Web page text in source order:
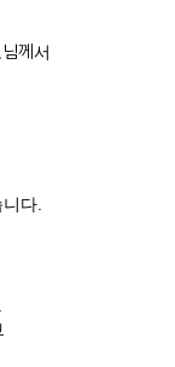
께서
다.